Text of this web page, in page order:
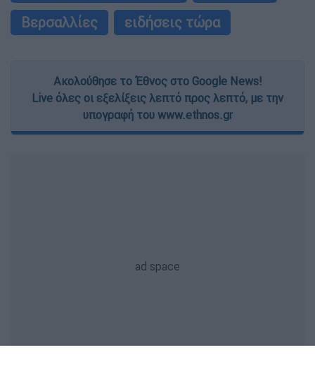
Βερσαλλίες
ειδήσεις τώρα
Ακολούθησε το Έθνος στο Google News!
Live όλες οι εξελίξεις λεπτό προς λεπτό, με την
υπογραφή του www.ethnos.gr